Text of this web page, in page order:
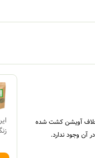
آویشن کشت شده
وجود ندارد.